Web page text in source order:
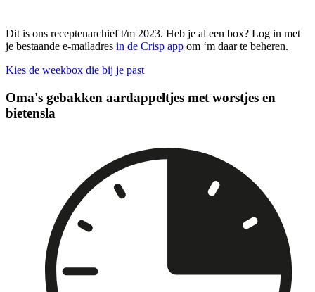
Dit is ons receptenarchief t/m 2023. Heb je al een box? Log in met
je bestaande e-mailadres in de Crisp app om ‘m daar te beheren.
Kies de weekbox die bij je past
Oma's gebakken aardappeltjes met worstjes en
bietensla